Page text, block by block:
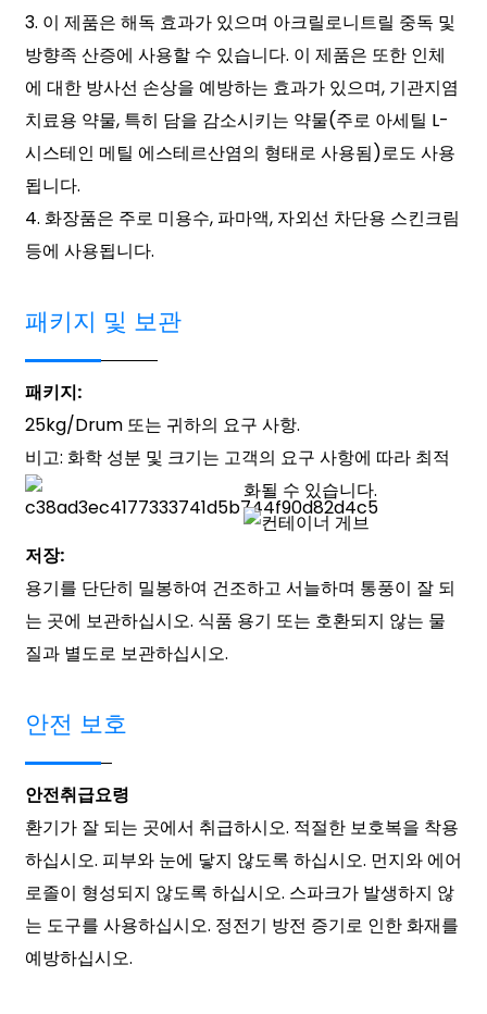
3. 이 제품은 해독 효과가 있으며 아크릴로니트릴 중독 및
방향족 산증에 사용할 수 있습니다. 이 제품은 또한 인체
에 대한 방사선 손상을 예방하는 효과가 있으며, 기관지염
치료용 약물, 특히 담을 감소시키는 약물(주로 아세틸 L-
시스테인 메틸 에스테르산염의 형태로 사용됨)로도 사용
됩니다.
4. 화장품은 주로 미용수, 파마액, 자외선 차단용 스킨크림
등에 사용됩니다.
패키지 및 보관
패키지:
25kg/Drum 또는 귀하의 요구 사항.
비고: 화학 성분 및 크기는 고객의 요구 사항에 따라 최적
화될 수 있습니다.
저장:
용기를 단단히 밀봉하여 건조하고 서늘하며 통풍이 잘 되
는 곳에 보관하십시오. 식품 용기 또는 호환되지 않는 물
질과 별도로 보관하십시오.
안전 보호
안전취급요령
환기가 잘 되는 곳에서 취급하시오. 적절한 보호복을 착용
하십시오. 피부와 눈에 닿지 않도록 하십시오. 먼지와 에어
로졸이 형성되지 않도록 하십시오. 스파크가 발생하지 않
는 도구를 사용하십시오. 정전기 방전 증기로 인한 화재를
예방하십시오.